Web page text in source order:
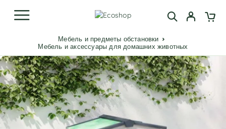
Мебель и предметы обстановки
Мебель и аксессуары для домашних животных